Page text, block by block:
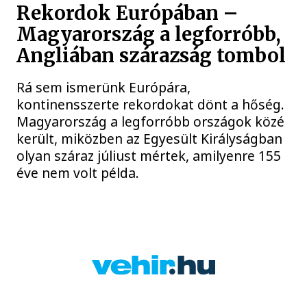
Rekordok Európában –
Magyarország a legforróbb,
Angliában szárazság tombol
Rá sem ismerünk Európára,
kontinensszerte rekordokat dönt a hőség.
Magyarország a legforróbb országok közé
került, miközben az Egyesült Királyságban
olyan száraz júliust mértek, amilyenre 155
éve nem volt példa.